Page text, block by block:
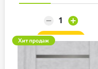
Заказать